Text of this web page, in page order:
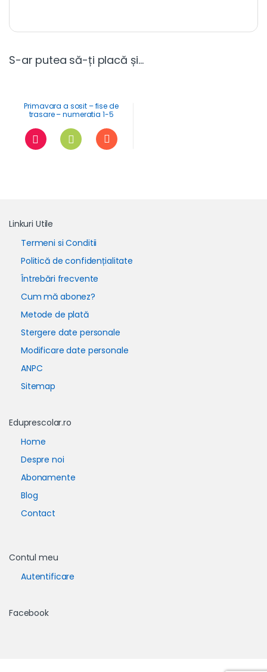
S-ar putea să-ți placă și…
Primavara a sosit – fise de
trasare – numeratia 1-5
Linkuri Utile
Termeni si Conditii
Politică de confidențialitate
Întrebări frecvente
Cum mă abonez?
Metode de plată
Stergere date personale
Modificare date personale
ANPC
Sitemap
Eduprescolar.ro
Home
Despre noi
Abonamente
Blog
Contact
Contul meu
Autentificare
Facebook